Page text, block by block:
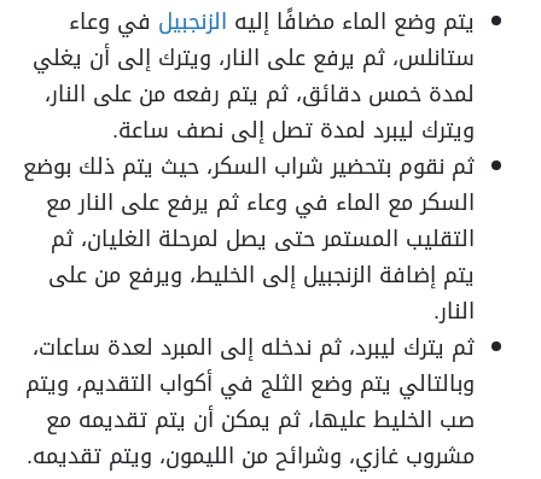
يتم وضع الماء مضافًا إليه الزنجبيل في وعاء
ستانلس، ثم يرفع على النار، ويترك إلى أن يغلي
لمدة خمس دقائق، ثم يتم رفعه من على النار،
ويترك ليبرد لمدة تصل إلى نصف ساعة.
ثم نقوم بتحضير شراب السكر، حيث يتم ذلك بوضع
السكر مع الماء في وعاء ثم يرفع على النار مع
التقليب المستمر حتى يصل لمرحلة الغليان، ثم
يتم إضافة الزنجبيل إلى الخليط، ويرفع من على
النار.
ثم يترك ليبرد، ثم ندخله إلى المبرد لعدة ساعات،
وبالتالي يتم وضع الثلج في أكواب التقديم، ويتم
صب الخليط عليها، ثم يمكن أن يتم تقديمه مع
مشروب غازي، وشرائح من الليمون، ويتم تقديمه.